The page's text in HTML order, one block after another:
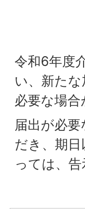
令和6年度
い、新た
必要な場合
届出が必
だき、期
っては、